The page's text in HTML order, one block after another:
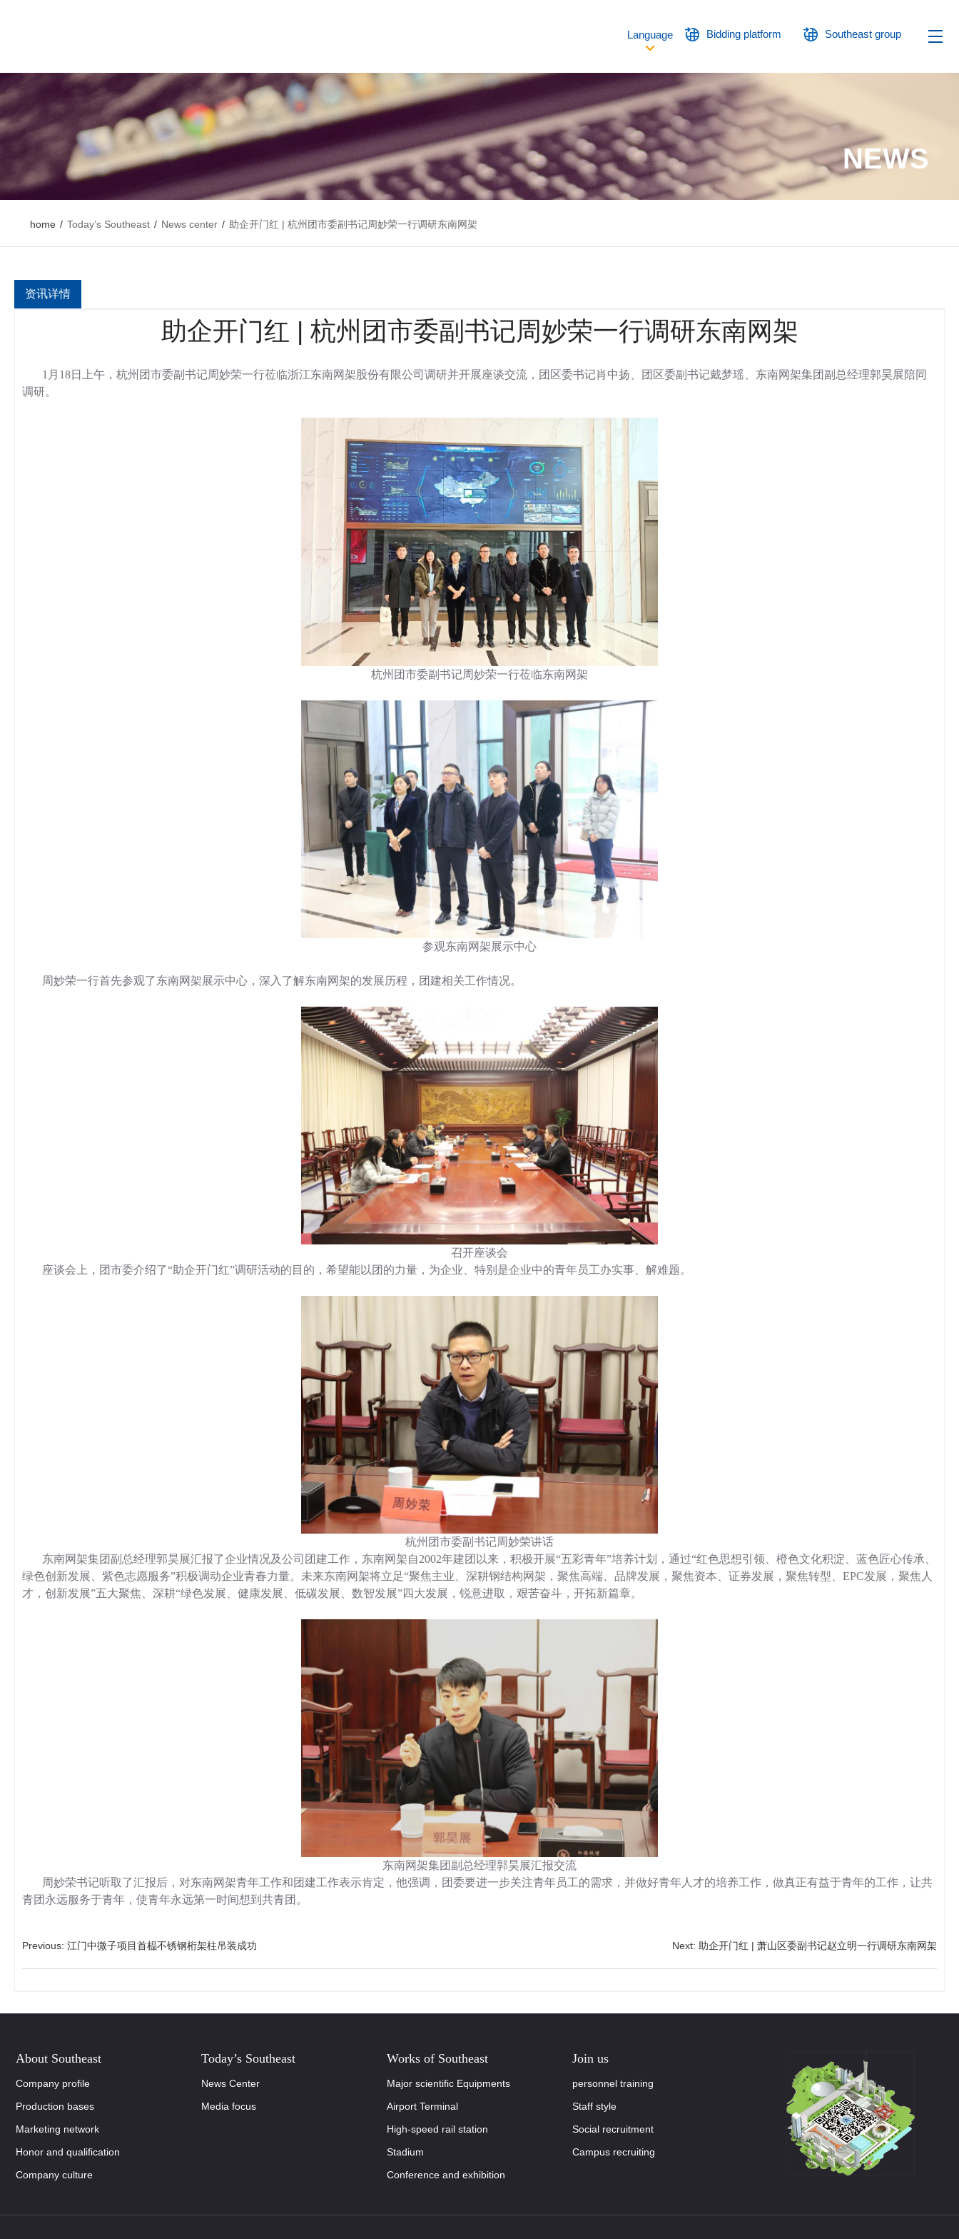
Language Bidding platform Southeast group
NEWS
home / Today’s Southeast / News center / 助企开门红 | 杭州团市委副书记周妙荣一行调研东南网架
资讯详情
助企开门红 | 杭州团市委副书记周妙荣一行调研东南网架
1月18日上午，杭州团市委副书记周妙荣一行莅临浙江东南网架股份有限公司调研并开展座谈交流，团区委书记肖中扬、团区委副书记戴梦瑶、东南网架集团副总经理郭昊展陪同
调研。
杭州团市委副书记周妙荣一行莅临东南网架
参观东南网架展示中心
周妙荣一行首先参观了东南网架展示中心，深入了解东南网架的发展历程，团建相关工作情况。
召开座谈会
座谈会上，团市委介绍了“助企开门红”调研活动的目的，希望能以团的力量，为企业、特别是企业中的青年员工办实事、解难题。
杭州团市委副书记周妙荣讲话
东南网架集团副总经理郭昊展汇报了企业情况及公司团建工作，东南网架自2002年建团以来，积极开展“五彩青年”培养计划，通过“红色思想引领、橙色文化积淀、蓝色匠心传承、
绿色创新发展、紫色志愿服务”积极调动企业青春力量。未来东南网架将立足“聚焦主业、深耕钢结构网架，聚焦高端、品牌发展，聚焦资本、证券发展，聚焦转型、EPC发展，聚焦人
才，创新发展”五大聚焦、深耕“绿色发展、健康发展、低碳发展、数智发展”四大发展，锐意进取，艰苦奋斗，开拓新篇章。
东南网架集团副总经理郭昊展汇报交流
周妙荣书记听取了汇报后，对东南网架青年工作和团建工作表示肯定，他强调，团委要进一步关注青年员工的需求，并做好青年人才的培养工作，做真正有益于青年的工作，让共
青团永远服务于青年，使青年永远第一时间想到共青团。
Previous: 江门中微子项目首榀不锈钢桁架柱吊装成功 Next: 助企开门红 | 萧山区委副书记赵立明一行调研东南网架
About Southeast
Company profile
Production bases
Marketing network
Honor and qualification
Company culture
Today’s Southeast
News Center
Media focus
Works of Southeast
Major scientific Equipments
Airport Terminal
High-speed rail station
Stadium
Conference and exhibition
Join us
personnel training
Staff style
Social recruitment
Campus recruiting